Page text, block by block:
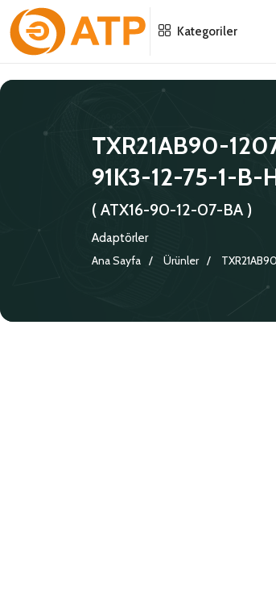
Kategoriler
TXR21AB90-
91K3-12-75-1-B-
( ATX16-90-12-07-BA )
Adaptörler
Ana Sayfa
Ürünler
Menu
KATALOGLAR
POLITIKALARIMIZ
Menu
ÇEVRE YÖNETIM POLITIKASI
BILGI GÜVENLIĞI POLITIKASI
Menu
KONNEKTÖRLER
KORUMA KAPAKLARI
KRIMP KONTAKLAR